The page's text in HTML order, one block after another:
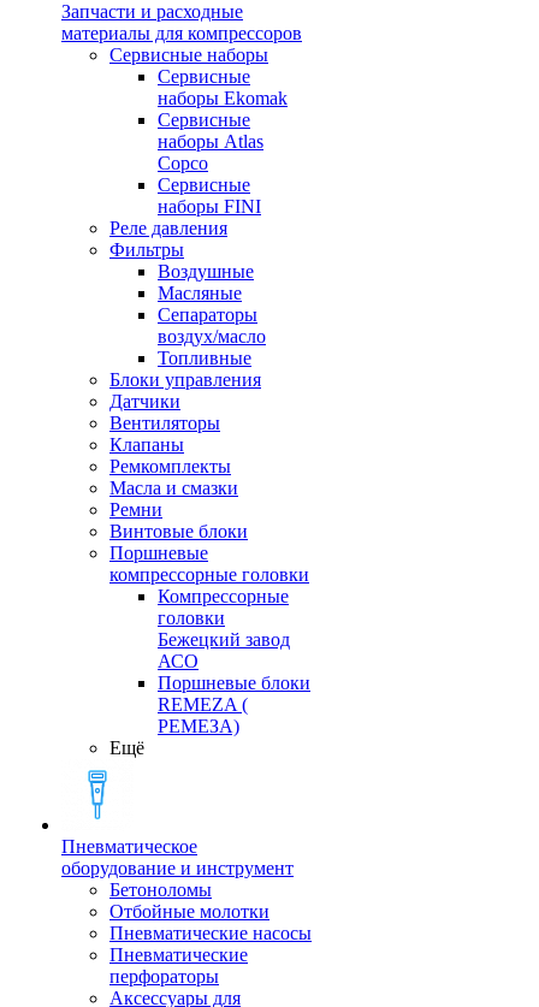
Запчасти и расходные
материалы для компрессоров
Cервисные наборы
Сервисные
наборы Ekomak
Cервисные
наборы Atlas
Copco
Сервисные
наборы FINI
Реле давления
Фильтры
Воздушные
Масляные
Сепараторы
воздух/масло
Топливные
Блоки управления
Датчики
Вентиляторы
Клапаны
Ремкомплекты
Масла и смазки
Ремни
Винтовые блоки
Поршневые
компрессорные головки
Компрессорные
головки
Бежецкий завод
АСО
Поршневые блоки
REMEZA (
РЕМЕЗА)
Ещё
Пневматическое
оборудование и инструмент
Бетоноломы
Отбойные молотки
Пневматические насосы
Пневматические
перфораторы
Аксессуары для